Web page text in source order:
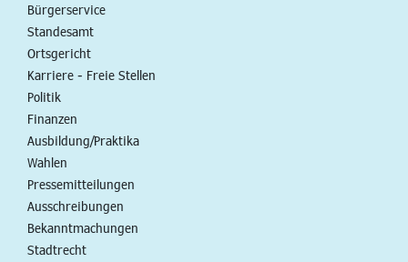
Bürgerservice
Standesamt
Ortsgericht
Karriere - Freie Stellen
Politik
Finanzen
Ausbildung/Praktika
Wahlen
Pressemitteilungen
Ausschreibungen
Bekanntmachungen
Stadtrecht